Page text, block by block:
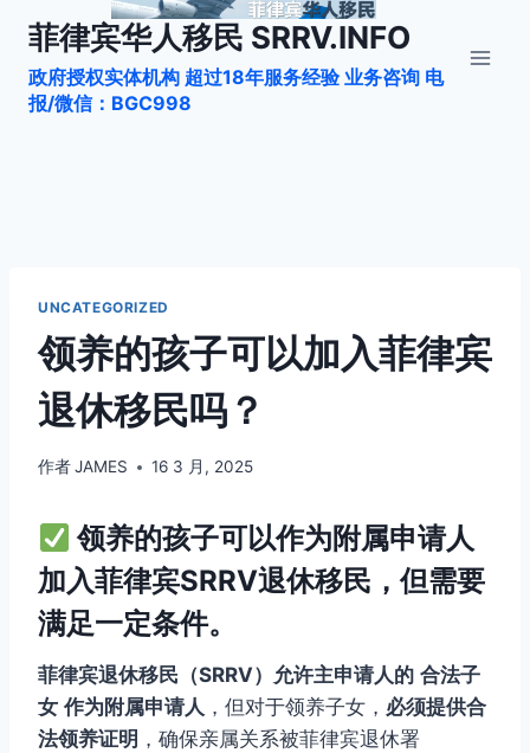
菲律宾华人移民 SRRV.INFO
政府授权实体机构 超过18年服务经验 业务咨询 电
报/微信：BGC998
UNCATEGORIZED
领养的孩子可以加入菲律宾
退休移民吗？
作者JAMES 16 3 月, 2025
领养的孩子可以作为附属申请人
加入菲律宾SRRV退休移民，但需要
满足一定条件。
菲律宾退休移民（SRRV）允许主申请人的 合法子
女 作为附属申请人 ，但对于领养子女， 必须提供合
法领养证明 ，确保亲属关系被菲律宾退休署